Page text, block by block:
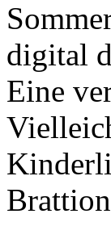
digital
Eine